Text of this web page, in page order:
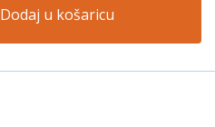
Dodaj u košaricu